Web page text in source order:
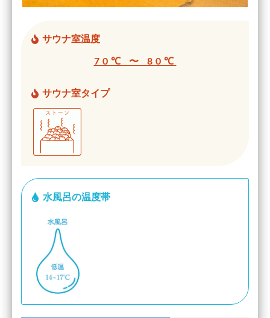
サウナ室温度
70℃ 〜 80℃
サウナ室タイプ
水風呂の温度帯